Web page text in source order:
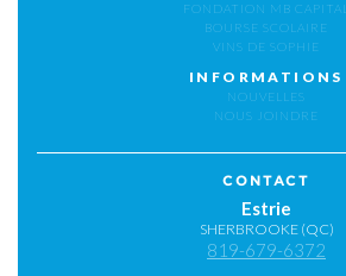
FONDATION MB CAPITAL
BOURSE SCOLAIRE
VINS DE SOPHIE
INFORMATIONS
NOUVELLES
NOUS JOINDRE
CONTACT
Estrie
SHERBROOKE (QC)
819-679-6372